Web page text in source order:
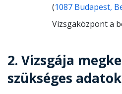
(1087 Budapest,
Vizsgaközpont a
2. Vizsgája
szükséges